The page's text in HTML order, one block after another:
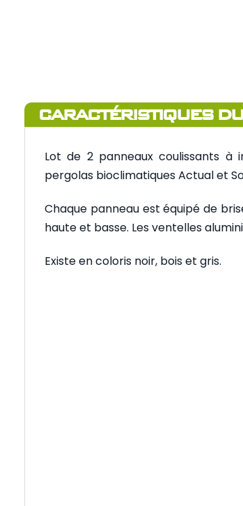
CARACTÉRISTIQUES
Lot de 2 panneaux coulissants
pergolas bioclimatiques Actual et
Chaque panneau est équipé de
haute et basse. Les ventelles
Existe en coloris noir, bois et gris.